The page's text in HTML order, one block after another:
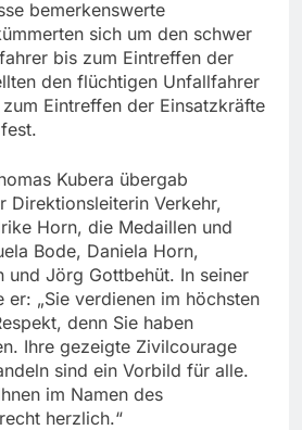
bemerkenswerte
sich um den schwer
bis zum Eintreffen der
den flüchtigen Unfallfahrer
Eintreffen der Einsatzkräfte
Kubera übergab
Direktionsleiterin Verkehr,
Horn, die Medaillen und
Bode, Daniela Horn,
und Jörg Gottbehüt. In seiner
er: „Sie verdienen im höchsten
denn Sie haben
Ihre gezeigte Zivilcourage
sind ein Vorbild für alle.
im Namen des
herzlich.“